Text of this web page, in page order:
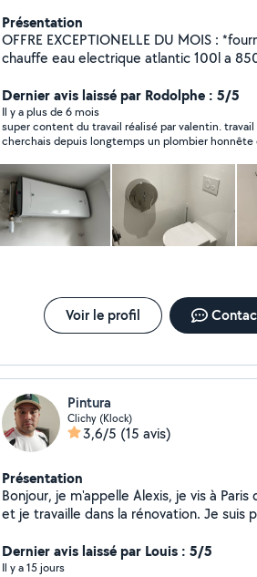
Présentation
OFFRE EXCEPTIONELLE DU MOIS :
chauffe eau electrique atlantic 100l a
a 960euros * fourniture et pose chauffe
atlantic 200l mural a 1050 euros Plombier chauffagiste,
activant dans le domaine de la
,ventilation,climatisation) depuis 2011
et depuis 2020 comme artisan vous
service dans la plomberie le chauffage
la climatisation.
Dernier avis laissé par Rodolphe : 5/5
Il y a plus de 6 mois
super content du travail réalisé par valentin.
cherchais depuis longtemps un plombier honnête
pour votre gentillesse.
Voir le profil
Pintura
Clichy (Klock)
3,6/5 (15 avis)
Présentation
Bonjour, je m'appelle Alexis, je vis à Paris
et je travaille dans la rénovation. Je suis
n'hésitez pas à me contacter.
Dernier avis laissé par Louis : 5/5
Il y a 15 jours